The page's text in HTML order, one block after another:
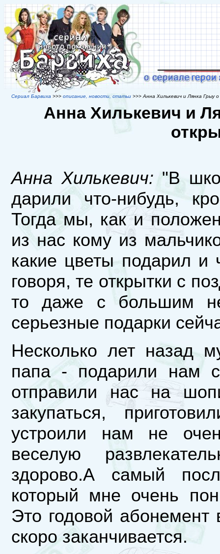
Сериал Барвиха >>> описание, новости, статьи >>> Анна Хилькевич и Лянка
Анна Хилькевич и
Анна Хилькевич: "В
дарили что-нибудь,
Тогда мы, как и
из нас кому из
какие цветы подарил и
говоря, те открытки с
то даже с большим
серьезные подарки
Несколько лет назад
папа - подарили нам
отправили нас на
закупаться,
устроили нам не
веселую
здорово.А самый
который мне очень
Это годовой абонемент
скоро заканчивается.